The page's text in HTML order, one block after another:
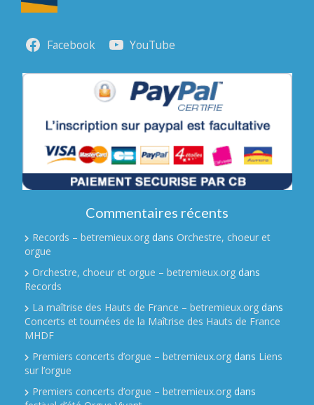
Facebook YouTube
Commentaires récents
Records – betremieux.org dans Orchestre, choeur et
orgue
Orchestre, choeur et orgue – betremieux.org dans
Records
La maîtrise des Hauts de France – betremieux.org dans
Concerts et tournées de la Maîtrise des Hauts de France
MHDF
Premiers concerts d’orgue – betremieux.org dans Liens
sur l’orgue
Premiers concerts d’orgue – betremieux.org dans